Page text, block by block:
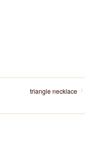
triangle necklace